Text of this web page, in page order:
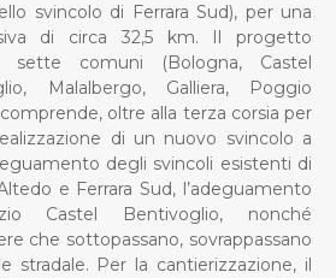
svincolo di Ferrara Sud), per una
di circa 32,5 km. Il progetto
sette comuni (Bologna, Castel
Malalbergo, Galliera, Poggio
oltre alla terza corsia per
di un nuovo svincolo a
degli svincoli esistenti di
e Ferrara Sud, l’adeguamento
Castel Bentivoglio, nonché
che sottopassano, sovrappassano
stradale. Per la cantierizzazione, il